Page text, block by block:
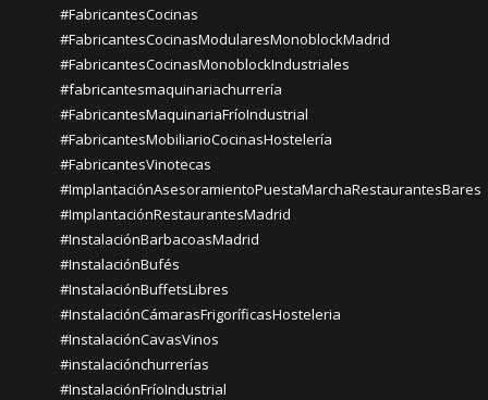
#FabricantesCocinas
#FabricantesCocinasModularesMonoblockMadrid
#FabricantesCocinasMonoblockIndustriales
#fabricantesmaquinariachurrería
#FabricantesMaquinariaFríoIndustrial
#FabricantesMobiliarioCocinasHostelería
#FabricantesVinotecas
#ImplantaciónAsesoramientoPuestaMarchaRestaurantesBares
#ImplantaciónRestaurantesMadrid
#InstalaciónBarbacoasMadrid
#InstalaciónBufés
#InstalaciónBuffetsLibres
#InstalaciónCámarasFrigoríficasHosteleria
#InstalaciónCavasVinos
#instalaciónchurrerías
#InstalaciónFríoIndustrial